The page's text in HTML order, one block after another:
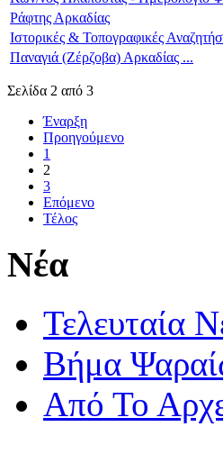
Ράφτης Αρκαδίας
Ιστορικές & Τοπογραφικές
Παναγιά (Ζέρζοβα) Αρκαδίας ...
Σελίδα 2 από 3
Έναρξη
Προηγούμενο
1
2
3
Επόμενο
Τέλος
Νέα
Τελευταία
Βήμα
Από Το